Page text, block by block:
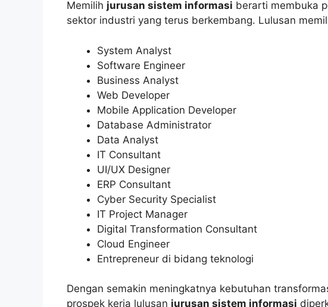
Memilih jurusan sistem informasi berarti membuka
sektor industri yang terus berkembang. Lulusan
System Analyst
Software Engineer
Business Analyst
Web Developer
Mobile Application Developer
Database Administrator
Data Analyst
IT Consultant
UI/UX Designer
ERP Consultant
Cyber Security Specialist
IT Project Manager
Digital Transformation Consultant
Cloud Engineer
Entrepreneur di bidang teknologi
Dengan semakin meningkatnya kebutuhan
prospek kerja lulusan jurusan sistem informasi